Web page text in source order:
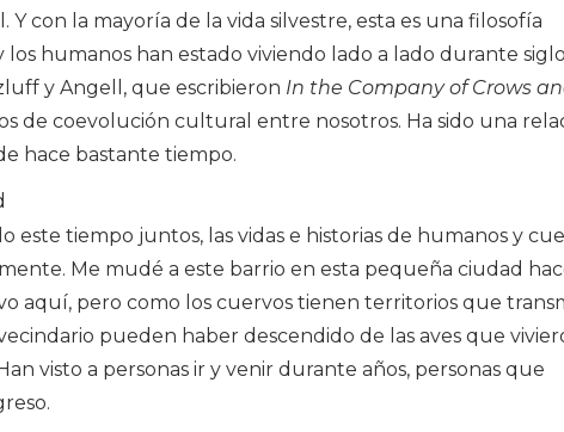
con la mayoría de la vida silvestre, esta es una filosofía
humanos han estado viviendo lado a lado durante
y Angell, que escribieron In the Company of Crows
de coevolución cultural entre nosotros. Ha sido una
hace bastante tiempo.
este tiempo juntos, las vidas e historias de humanos y
Me mudé a este barrio en esta pequeña ciudad
aquí, pero como los cuervos tienen territorios que
pueden haber descendido de las aves que
visto a personas ir y venir durante años, personas que